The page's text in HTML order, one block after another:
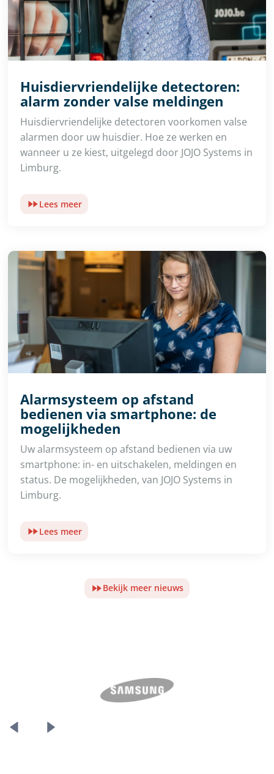
Huisdiervriendelijke detectoren:
alarm zonder valse meldingen
Huisdiervriendelijke detectoren voorkomen valse
alarmen door uw huisdier. Hoe ze werken en
wanneer u ze kiest, uitgelegd door JOJO Systems in
Limburg.
Lees meer
Alarmsysteem op afstand
bedienen via smartphone: de
mogelijkheden
Uw alarmsysteem op afstand bedienen via uw
smartphone: in- en uitschakelen, meldingen en
status. De mogelijkheden, van JOJO Systems in
Limburg.
Lees meer
Bekijk meer nieuws